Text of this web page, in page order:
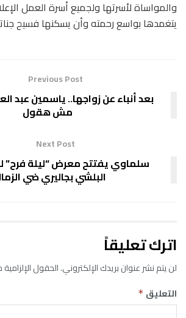
والمواساة لأسرتها ولجميع أسرة العمل
يتغمدها بواسع رحمته وأن يسكنها فسيح
Previous Post
بعد أنباء عن زواجها.. ياسمين عبد
مش هقول
Next Post
سلماوي يفتتح معرض “ليلة فرح”
البلشي بجاليري ضي
اترك تعليقاً
لن يتم نشر عنوان بريدك الإلكتروني.الحقول الإلزامية
التعليق *